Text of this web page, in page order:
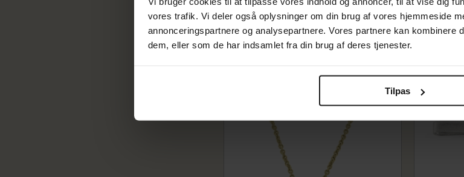
vores trafik. Vi deler også oplysninger om din brug af vores hjemmeside
annonceringspartnere og analysepartnere. Vores partnere kan kombinere
dem, eller som de har indsamlet fra din brug af deres tjenester.
Tilpas
På lager På